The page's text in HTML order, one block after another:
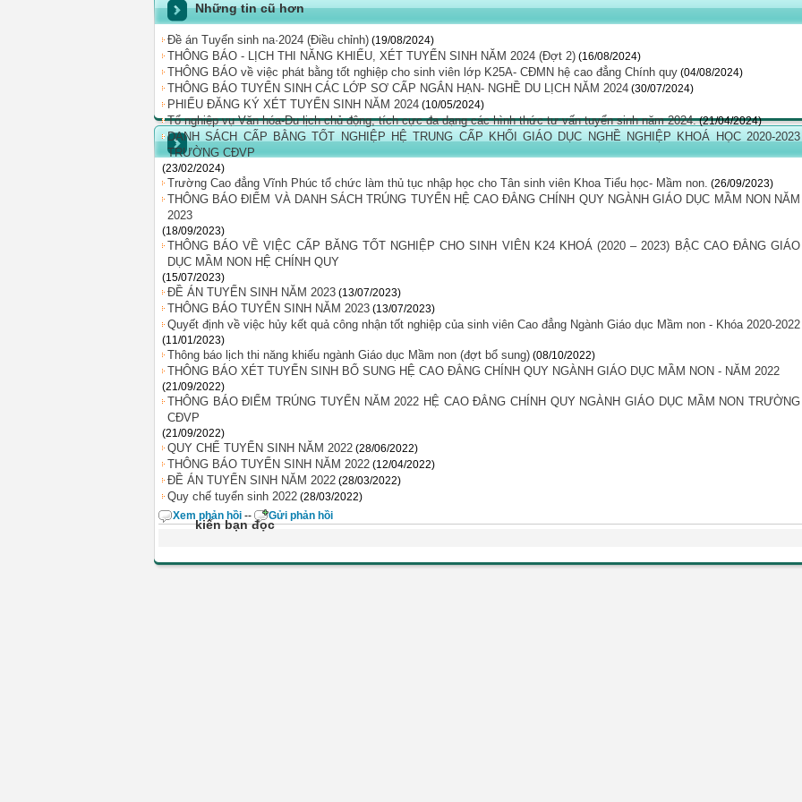
Những tin cũ hơn
Đề án Tuyển sinh na·2024 (Điều chỉnh) (19/08/2024)
THÔNG BÁO - LỊCH THI NĂNG KHIẾU, XÉT TUYỂN SINH NĂM 2024 (Đợt 2) (16/08/2024)
THÔNG BÁO về việc phát bằng tốt nghiệp cho sinh viên lớp K25A- CĐMN hệ cao đẳng Chính quy (04/08/2024)
THÔNG BÁO TUYỂN SINH CÁC LỚP SƠ CẤP NGẮN HẠN- NGHỀ DU LỊCH NĂM 2024 (30/07/2024)
PHIẾU ĐĂNG KÝ XÉT TUYỂN SINH NĂM 2024 (10/05/2024)
Tổ nghiệp vụ Văn hóa-Du lịch chủ động, tích cực đa dạng các hình thức tư vấn tuyển sinh năm 2024. (21/04/2024)
DANH SÁCH CẤP BẰNG TỐT NGHIỆP HỆ TRUNG CẤP KHỐI GIÁO DỤC NGHỀ NGHIỆP KHOÁ HỌC 2020-2023
TRƯỜNG CĐVP
(23/02/2024)
Trường Cao đẳng Vĩnh Phúc tổ chức làm thủ tục nhập học cho Tân sinh viên Khoa Tiểu học- Mầm non. (26/09/2023)
THÔNG BÁO ĐIỂM VÀ DANH SÁCH TRÚNG TUYỂN HỆ CAO ĐẲNG CHÍNH QUY NGÀNH GIÁO DỤC MẦM NON NĂM
2023
(18/09/2023)
THÔNG BÁO VỀ VIỆC CẤP BĂNG TỐT NGHIỆP CHO SINH VIÊN K24 KHOÁ (2020 – 2023) BẬC CAO ĐẲNG GIÁO
DỤC MẦM NON HỆ CHÍNH QUY
(15/07/2023)
ĐỀ ÁN TUYỂN SINH NĂM 2023 (13/07/2023)
THÔNG BÁO TUYỂN SINH NĂM 2023 (13/07/2023)
Quyết định về việc hủy kết quả công nhận tốt nghiệp của sinh viên Cao đẳng Ngành Giáo dục Mầm non - Khóa 2020-2022
(11/01/2023)
Thông báo lịch thi năng khiếu ngành Giáo dục Mầm non (đợt bổ sung) (08/10/2022)
THÔNG BÁO XÉT TUYỂN SINH BỔ SUNG HỆ CAO ĐẲNG CHÍNH QUY NGÀNH GIÁO DỤC MẦM NON - NĂM 2022
(21/09/2022)
THÔNG BÁO ĐIỂM TRÚNG TUYỂN NĂM 2022 HỆ CAO ĐẲNG CHÍNH QUY NGÀNH GIÁO DỤC MẦM NON TRƯỜNG
CĐVP
(21/09/2022)
QUY CHẾ TUYỂN SINH NĂM 2022 (28/06/2022)
THÔNG BÁO TUYỂN SINH NĂM 2022 (12/04/2022)
ĐỀ ÁN TUYỂN SINH NĂM 2022 (28/03/2022)
Quy chế tuyển sinh 2022 (28/03/2022)
kiến bạn đọc
Xem phản hồi -- Gửi phản hồi